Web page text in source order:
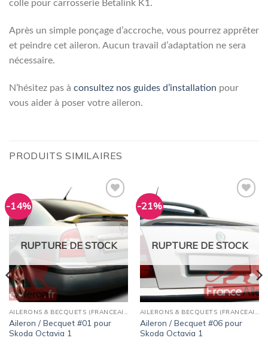
colle pour carrosserie Betalink K1.
Après un simple ponçage d’accroche, vous pourrez apprêter
et peindre cet aileron. Aucun travail d’adaptation ne sera
nécessaire.
N’hésitez pas à consultez nos guides d’installation pour
vous aider à poser votre aileron.
PRODUITS SIMILAIRES
-14%
Ajouter
à la
wishlist
RUPTURE DE STOCK
AILERONS & BECQUETS (FRANCEAILERON)
Aileron / Becquet #01 pour
Skoda Octavia 1
-21%
wishlist
RUPTURE DE STOCK
AILERONS & BECQUETS (FRANCEAILERON)
Aileron / Becquet #06 pour
Skoda Octavia 1